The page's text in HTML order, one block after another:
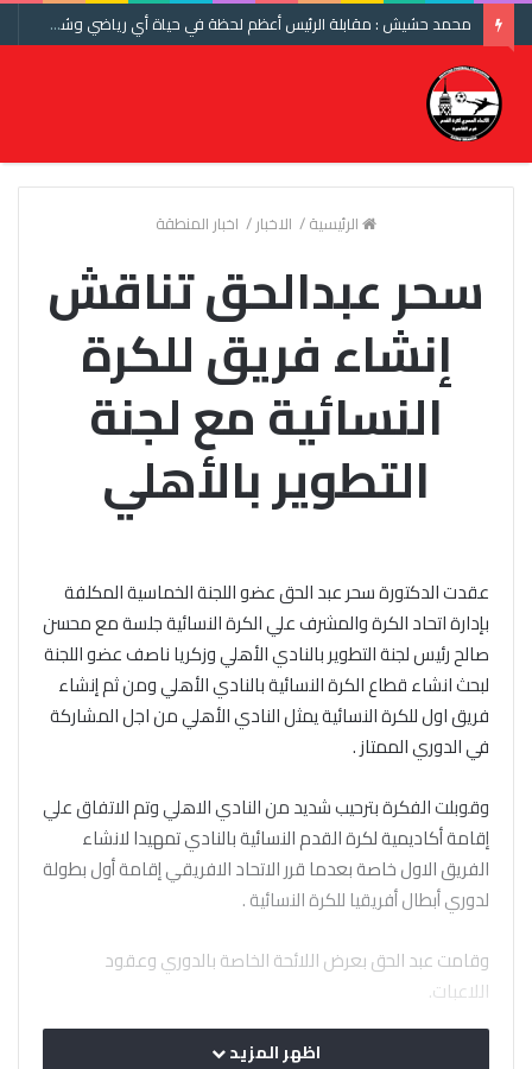
محمد حشيش : مقابلة الرئيس أعظم لحظة في حياة أي رياضي وشكرا اتحاد الكرة ومنتخب مصر
الرئيسية/ الاخبار/ اخبار المنطقة
سحر عبدالحق تناقش
إنشاء فريق للكرة
النسائية مع لجنة
التطوير بالأهلي
عقدت الدكتورة سحر عبد الحق عضو اللجنة الخماسية المكلفة
بإدارة اتحاد الكرة والمشرف علي الكرة النسائية جلسة مع محسن
صالح رئيس لجنة التطوير بالنادي الأهلي وزكريا ناصف عضو اللجنة
لبحث انشاء قطاع الكرة النسائية بالنادي الأهلي ومن ثم إنشاء
فريق اول للكرة النسائية يمثل النادي الأهلي من اجل المشاركة
في الدوري الممتاز .
وقوبلت الفكرة بترحيب شديد من النادي الاهلي وتم الاتفاق علي
إقامة أكاديمية لكرة القدم النسائية بالنادي تمهيدا لانشاء
الفريق الاول خاصة بعدما قرر الاتحاد الافريقي إقامة أول بطولة
لدوري أبطال أفريقيا للكرة النسائية .
وقامت عبد الحق بعرض اللائحة الخاصة بالدوري وعقود
اللاعبات.
اظهر المزيد